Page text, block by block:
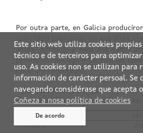
Este sitio web utiliza cookies
técnico e de terceiros para optimizar
uso. As cookies non se utilizan para
información de carácter persoal. Se
navegando considérase que acepta
Coñeza a nosa política de cookies
De acordo